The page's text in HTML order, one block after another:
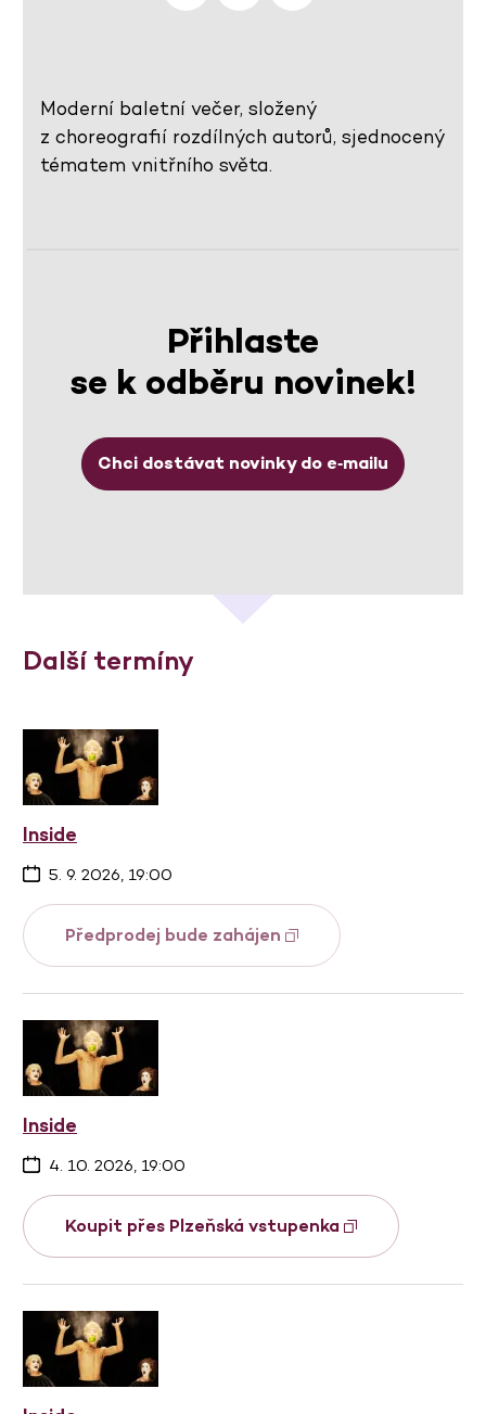
Moderní baletní večer, složený
z choreografií rozdílných autorů, sjednocený
tématem vnitřního světa.
Přihlaste
se k odběru novinek!
Chci dostávat novinky do e‑mailu
Další termíny
Inside
5. 9. 2026, 19:00
Předprodej bude zahájen
Inside
4. 10. 2026, 19:00
Koupit přes Plzeňská vstupenka